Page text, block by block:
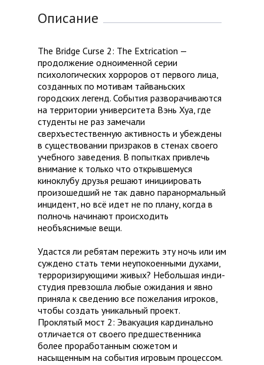
Описание
The Bridge Curse 2: The Extrication —
продолжение одноименной серии
психологических хорроров от первого лица,
созданных по мотивам тайваньских
городских легенд. События разворачиваются
на территории университета Вэнь Хуа, где
студенты не раз замечали
сверхъестественную активность и убеждены
в существовании призраков в стенах своего
учебного заведения. В попытках привлечь
внимание к только что открывшемуся
киноклубу друзья решают инициировать
произошедший не так давно паранормальный
инцидент, но всё идет не по плану, когда в
полночь начинают происходить
необъяснимые вещи.
Удастся ли ребятам пережить эту ночь или им
суждено стать теми неупокоенными духами,
терроризирующими живых? Небольшая инди-
студия превзошла любые ожидания и явно
приняла к сведению все пожелания игроков,
чтобы создать уникальный проект.
Проклятый мост 2: Эвакуация кардинально
отличается от своего предшественника
более проработанным сюжетом и
насыщенным на события игровым процессом.